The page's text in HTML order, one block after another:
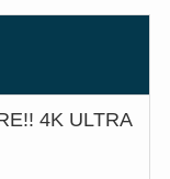
4K ULTRA